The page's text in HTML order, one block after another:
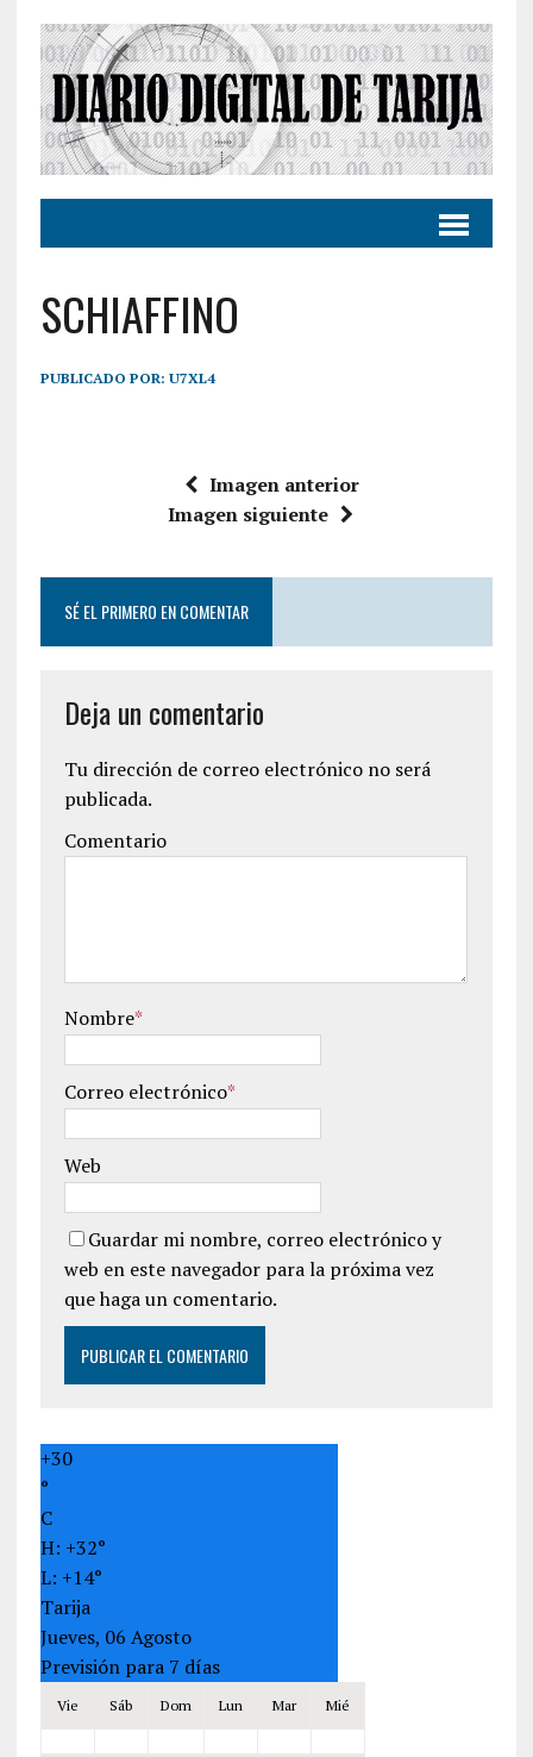
SCHIAFFINO
PUBLICADO POR: U7XL4
Imagen anterior
Imagen siguiente
SÉ EL PRIMERO EN COMENTAR
Deja un comentario
Tu dirección de correo electrónico no será
publicada.
Comentario
Nombre*
Correo electrónico*
Web
Guardar mi nombre, correo electrónico y
web en este navegador para la próxima vez
que haga un comentario.
+30
°
C
H: +32°
L: +14°
Tarija
Jueves, 06 Agosto
Previsión para 7 días
Vie Sáb Dom Lun Mar Mié